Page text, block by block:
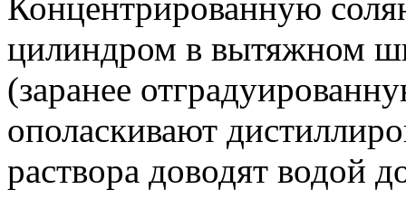
цилиндром в вытяжном
(заранее
ополаскивают
раствора доводят водой